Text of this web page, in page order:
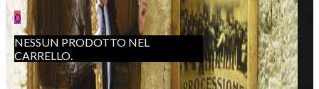
0
NESSUN PRODOTTO NEL
CARRELLO.